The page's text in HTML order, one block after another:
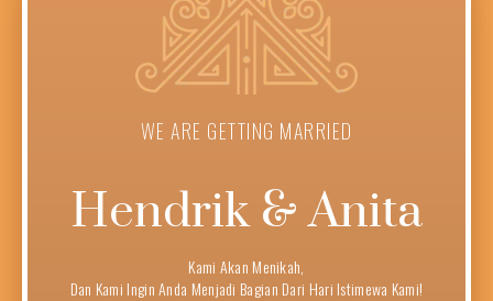
WE ARE GETTING MARRIED
Hendrik & Anita
Kami Akan Menikah,
Dan Kami Ingin Anda Menjadi Bagian Dari Hari Istimewa Kami!